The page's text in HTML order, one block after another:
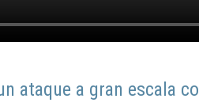
ataque a gran escala